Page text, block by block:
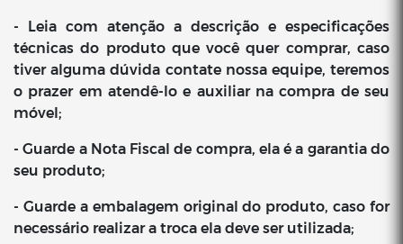
- Leia com atenção a descrição e especificações
técnicas do produto que você quer comprar, caso
tiver alguma dúvida contate nossa equipe, teremos
o prazer em atendê-lo e auxiliar na compra de seu
móvel;
- Guarde a Nota Fiscal de compra, ela é a garantia do
seu produto;
- Guarde a embalagem original do produto, caso for
necessário realizar a troca ela deve ser utilizada;